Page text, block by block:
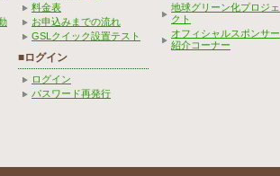
料金表
お申込みまでの流れ
GSLクイック設置テスト
■ログイン
ログイン
パスワード再発行
地球グリーン化プロジェ
クト
オフィシャルスポンサー
紹介コーナー